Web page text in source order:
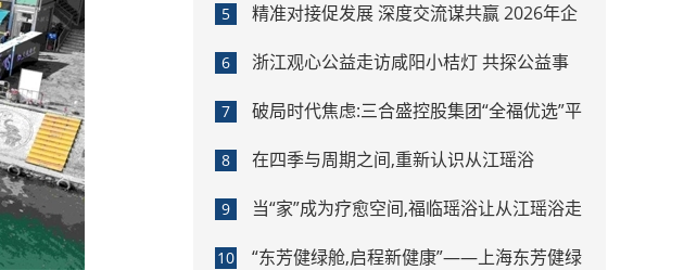
环保产业
5 精准对接促发展 深度交流谋共赢 2026年企
业投融资交流活动第二期圆满举行
6 浙江观心公益走访咸阳小桔灯 共探公益事
业可持续发展新路径
7 破局时代焦虑:三合盛控股集团“全福优选”平
台正式启航
8 在四季与周期之间,重新认识从江瑶浴
9 当“家”成为疗愈空间,福临瑶浴让从江瑶浴走
进日常生活
10 “东芳健绿舱,启程新健康”——上海东芳健绿